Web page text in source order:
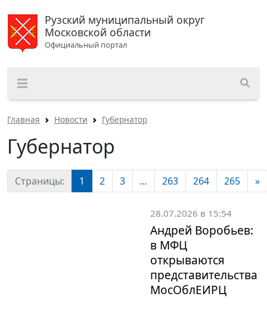
Рузский муниципальный округ
Московской области
Официальный портал
Главная Новости Губернатор
Губернатор
Страницы: 1 2 3 ... 263 264 265 »
28.07.2026 в 15:54
Андрей Воробьев:
в МФЦ
открываются
представительства
МосОблЕИРЦ